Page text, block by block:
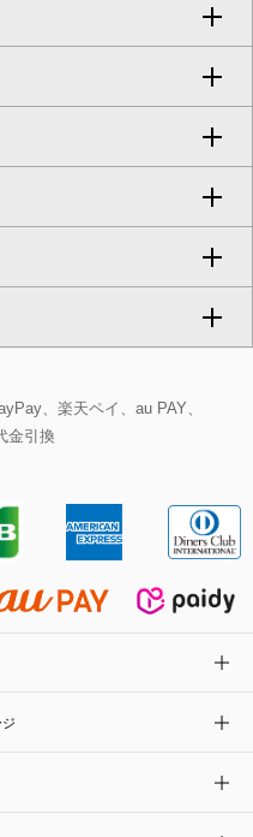
ーバッグ
、楽天ペイ、au PAY、
金引換